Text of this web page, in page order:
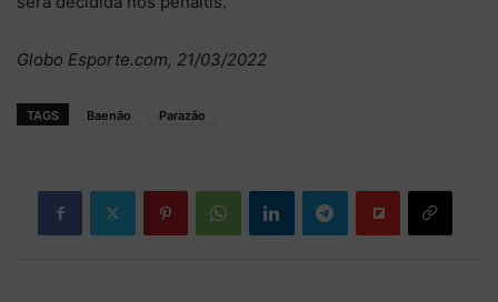
Globo Esporte.com, 21/03/2022
TAGS Baenão Parazão